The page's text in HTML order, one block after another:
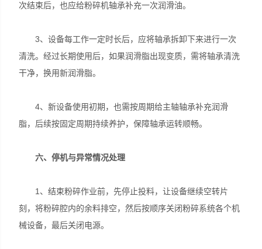
次结束后，也应给粉碎机轴承补充一次润滑油。
3、设备每工作一定时长后，应将轴承拆卸下来进行一次
清洗。经过长期使用后，如果润滑脂出现变质，需将轴承清洗
干净，换用新润滑脂。
4、新设备使用初期，也需按周期给主轴轴承补充润滑
脂，后续按固定周期持续养护，保障轴承运转顺畅。
六、停机与异常情况处理
1、结束粉碎作业前，先停止投料，让设备继续空转片
刻，将粉碎腔内的余料排空，然后按顺序关闭粉碎系统各个机
械设备，最后关闭电源。